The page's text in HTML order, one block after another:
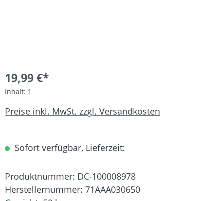
19,99 €*
Inhalt: 1
Preise inkl. MwSt. zzgl. Versandkosten
Sofort verfügbar, Lieferzeit:
Produktnummer: DC-100008978
Herstellernummer: 71AAA030650